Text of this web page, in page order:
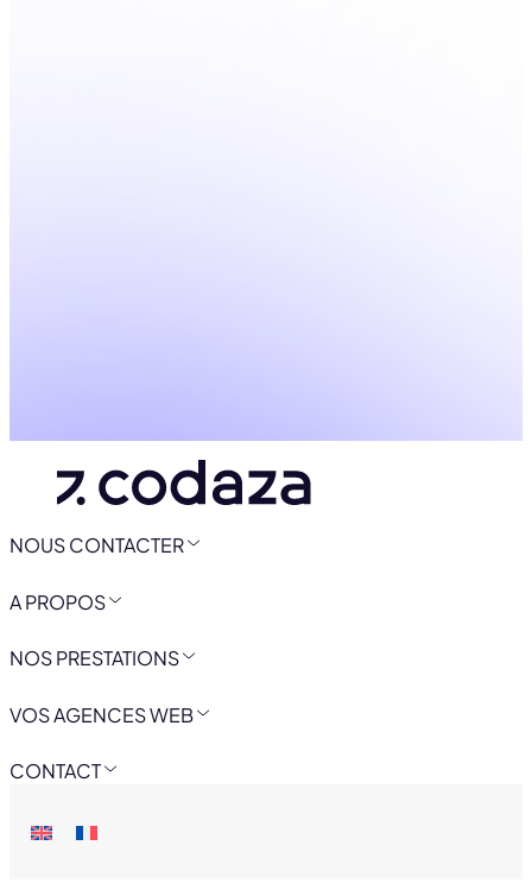
NOUS CONTACTER
A PROPOS
NOS PRESTATIONS
VOS AGENCES WEB
CONTACT